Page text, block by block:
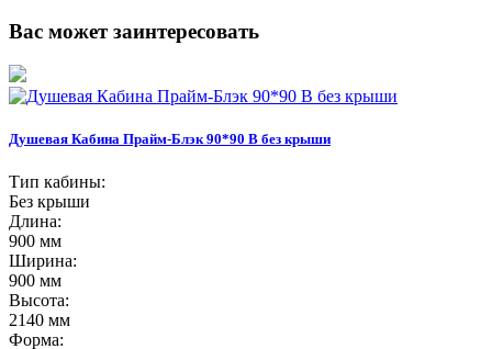
Вас может заинтересовать
Душевая Кабина Прайм-Блэк 90*90 В без крыши
Тип кабины:
Без крыши
Длина:
900 мм
Ширина:
900 мм
Высота:
2140 мм
Форма: